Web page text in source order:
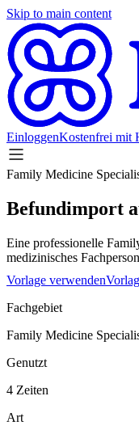
Skip to main content
EinloggenKostenfrei mit
Family Medicine
Befundimport
Eine professionelle
medizinisches
Vorlage verwenden
Fachgebiet
Family Medicine
Genutzt
4 Zeiten
Art